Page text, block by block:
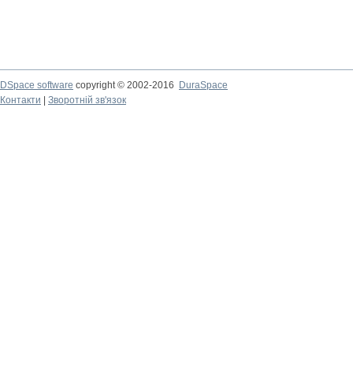
DSpace software copyright © 2002-2016
DuraSpace
Контакти
Зворотній зв'язок